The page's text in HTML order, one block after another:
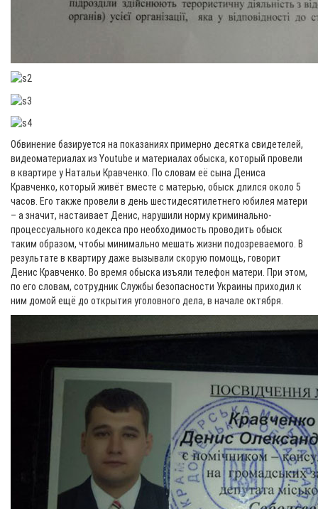
Обвинение базируется на показаниях примерно десятка свидетелей,
видеоматериалах из Youtube и материалах обыска, который провели
в квартире у Натальи Кравченко. По словам её сына Дениса
Кравченко, который живёт вместе с матерью, обыск длился около 5
часов. Его также провели в день шестидесятилетнего юбилея матери
– а значит, настаивает Денис, нарушили норму криминально-
процессуального кодекса про необходимость проводить обыск
таким образом, чтобы минимально мешать жизни подозреваемого. В
результате в квартиру даже вызывали скорую помощь, говорит
Денис Кравченко. Во время обыска изъяли телефон матери. При этом,
по его словам, сотрудник Службы безопасности Украины приходил к
ним домой ещё до открытия уголовного дела, в начале октября.